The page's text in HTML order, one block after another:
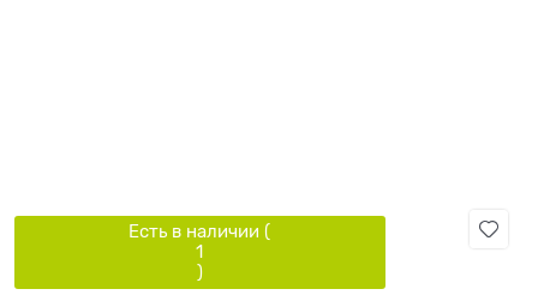
Есть в наличии (
1
)